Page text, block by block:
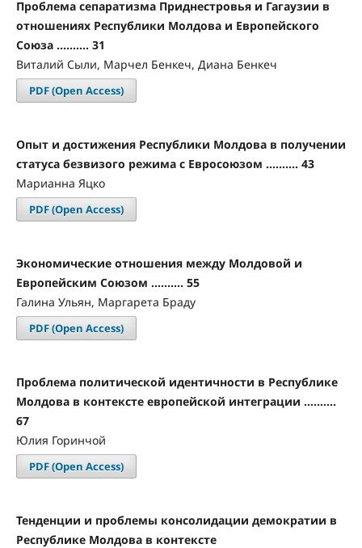
Проблема сепаратизма Приднестровья и Гагаузии в
отношениях Республики Молдова и Европейского
Союза .......... 31
Виталий Сыли, Марчел Бенкеч, Диана Бенкеч
PDF (Open Access)
Опыт и достижения Республики Молдова в получении
статуса безвизого режима с Евросоюзом .......... 43
Марианна Яцко
PDF (Open Access)
Экономические отношения между Молдовой и
Европейским Союзом .......... 55
Галина Ульян, Маргарета Браду
PDF (Open Access)
Проблема политической идентичности в Республике
Молдова в контексте европейской интеграции ..........
67
Юлия Горинчой
PDF (Open Access)
Тенденции и проблемы консолидации демократии в
Республике Молдова в контексте